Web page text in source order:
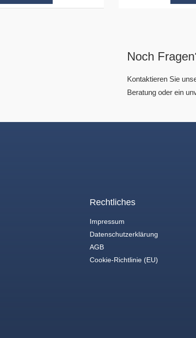
Noch
Kontaktieren Sie
Beratung oder ein
Rechtliches
Impressum
Datenschutzerklärung
AGB
Cookie-Richtlinie (EU)